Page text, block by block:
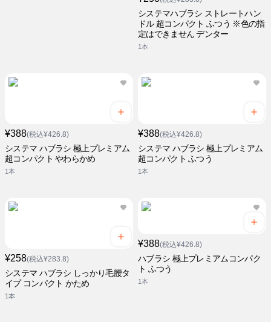
システマハブラシ ストレートハン
ドル 超コンパクト ふつう ※色の指
定はできません デンター
1本
¥388(税込¥426.8)
システマ ハブラシ 極上プレミアム
超コンパクト やわらかめ
1本
¥388(税込¥426.8)
システマ ハブラシ 極上プレミアム
超コンパクト ふつう
1本
¥258(税込¥283.8)
システマ ハブラシ しっかり毛腰タ
イプ コンパクト かため
1本
¥388(税込¥426.8)
ハブラシ 極上プレミアムコンパク
ト ふつう
1本